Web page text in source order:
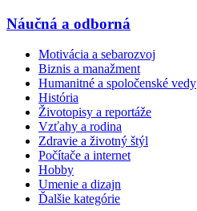
Náučná a odborná
Motivácia a sebarozvoj
Biznis a manažment
Humanitné a spoločenské vedy
História
Životopisy a reportáže
Vzťahy a rodina
Zdravie a životný štýl
Počítače a internet
Hobby
Umenie a dizajn
Ďalšie kategórie